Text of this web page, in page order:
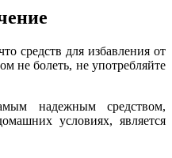
средств для избавления от
не болеть, не употребляйте
надежным средством,
условиях, является